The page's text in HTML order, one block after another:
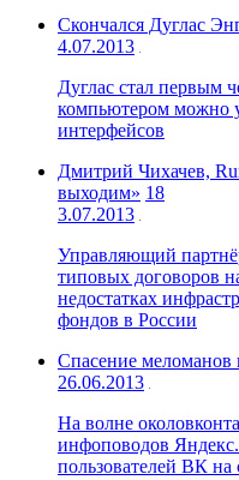
Скончался Дуглас
4.07.2013
Дуглас стал первым
компьютером можно
интерфейсов
Дмитрий Чихачев,
выходим» 18
3.07.2013
Управляющий
типовых договоров
недостатках
фондов в России
Спасение
26.06.2013
На волне
инфоповодов
пользователей ВК